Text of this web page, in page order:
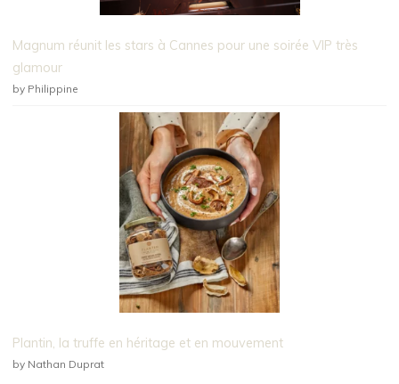
Magnum réunit les stars à Cannes pour une soirée VIP très
glamour
by Philippine
Plantin, la truffe en héritage et en mouvement
by Nathan Duprat